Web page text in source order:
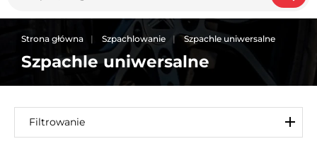
Strona główna Szpachlowanie Szpachle uniwersalne
Szpachle uniwersalne
Filtrowanie